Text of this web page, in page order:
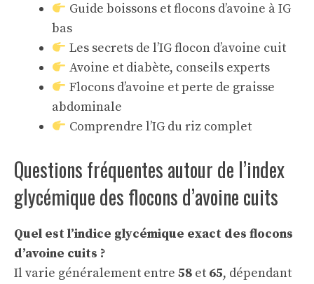
Guide boissons et flocons d’avoine à IG
bas
Les secrets de l’IG flocon d’avoine cuit
Avoine et diabète, conseils experts
Flocons d’avoine et perte de graisse
abdominale
Comprendre l’IG du riz complet
Questions fréquentes autour de l’index
glycémique des flocons d’avoine cuits
Quel est l’indice glycémique exact des flocons
d’avoine cuits ?
Il varie généralement entre 58 et 65, dépendant